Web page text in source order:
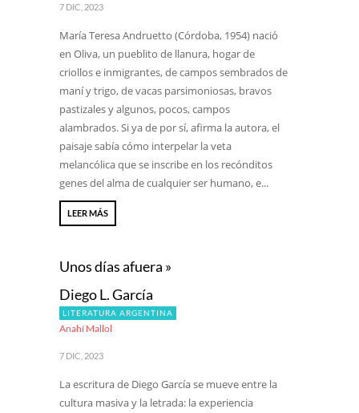
7 DIC, 2023
María Teresa Andruetto (Córdoba, 1954) nació
en Oliva, un pueblito de llanura, hogar de
criollos e inmigrantes, de campos sembrados de
maní y trigo, de vacas parsimoniosas, bravos
pastizales y algunos, pocos, campos
alambrados. Si ya de por sí, afirma la autora, el
paisaje sabía cómo interpelar la veta
melancólica que se inscribe en los recónditos
genes del alma de cualquier ser humano, e...
LEER MÁS
Unos días afuera »
Diego L. García
LITERATURA ARGENTINA
Anahí Mallol
7 DIC, 2023
La escritura de Diego García se mueve entre la
cultura masiva y la letrada: la experiencia